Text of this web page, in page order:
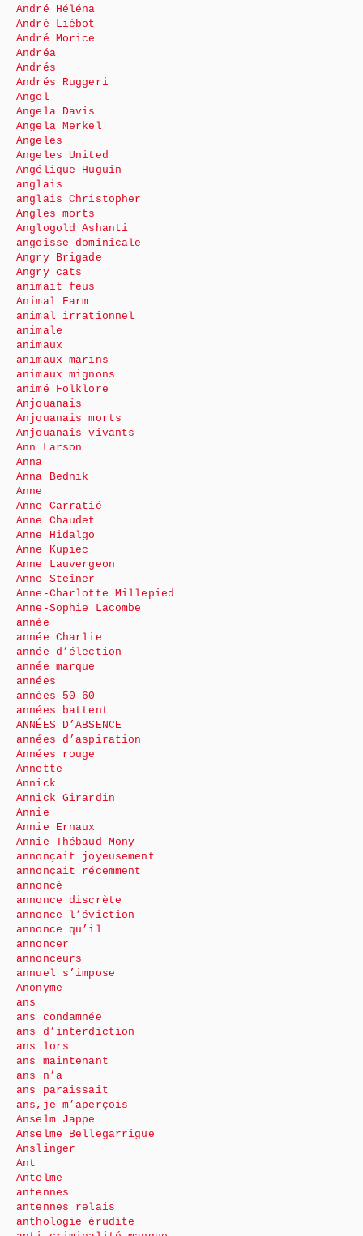
André Héléna
André Liébot
André Morice
Andréa
Andrés
Andrés Ruggeri
Angel
Angela Davis
Angela Merkel
Angeles
Angeles United
Angélique Huguin
anglais
anglais Christopher
Angles morts
Anglogold Ashanti
angoisse dominicale
Angry Brigade
Angry cats
animait feus
Animal Farm
animal irrationnel
animale
animaux
animaux marins
animaux mignons
animé Folklore
Anjouanais
Anjouanais morts
Anjouanais vivants
Ann Larson
Anna
Anna Bednik
Anne
Anne Carratié
Anne Chaudet
Anne Hidalgo
Anne Kupiec
Anne Lauvergeon
Anne Steiner
Anne-Charlotte Millepied
Anne-Sophie Lacombe
année
année Charlie
année d’élection
année marque
années
années 50-60
années battent
ANNÉES D’ABSENCE
années d’aspiration
Années rouge
Annette
Annick
Annick Girardin
Annie
Annie Ernaux
Annie Thébaud-Mony
annonçait joyeusement
annonçait récemment
annoncé
annonce discrète
annonce l’éviction
annonce qu’il
annoncer
annonceurs
annuel s’impose
Anonyme
ans
ans condamnée
ans d’interdiction
ans lors
ans maintenant
ans n’a
ans paraissait
ans,je m’aperçois
Anselm Jappe
Anselme Bellegarrigue
Anslinger
Ant
Antelme
antennes
antennes relais
anthologie érudite